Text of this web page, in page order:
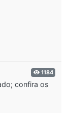
1184
confira os